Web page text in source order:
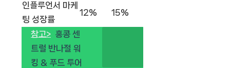
인플루언서 마케
팅 성장률
12% 15%
참고> 홍콩 센
트럴 반나절 워
킹 & 푸드 투어